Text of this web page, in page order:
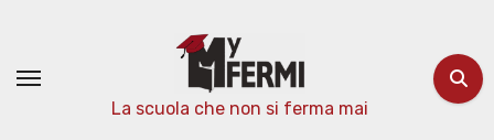
contenuto
La scuola che non si ferma mai